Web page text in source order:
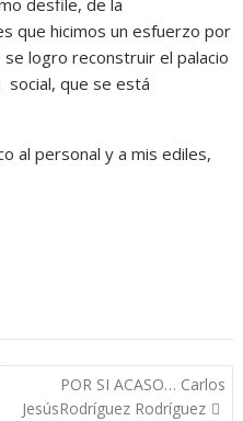
desfile, de la
que hicimos un esfuerzo por
logro reconstruir el palacio
social, que se está
al personal y a mis ediles,
POR SI ACASO… Carlos
JesúsRodríguez Rodríguez